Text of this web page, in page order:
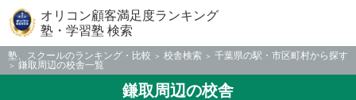
オリコン顧客満足度ランキング
塾・学習塾 検索
塾、スクールのランキング・比較 校舎検索
千葉県の駅・市区町村から探す
鎌取周辺の校舎一覧
鎌取周辺の校舎